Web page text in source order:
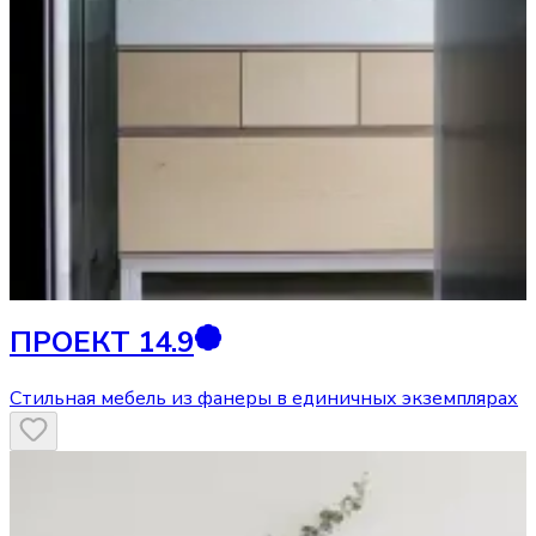
ПРОЕКТ 14.9
Стильная мебель из фанеры в единичных экземплярах